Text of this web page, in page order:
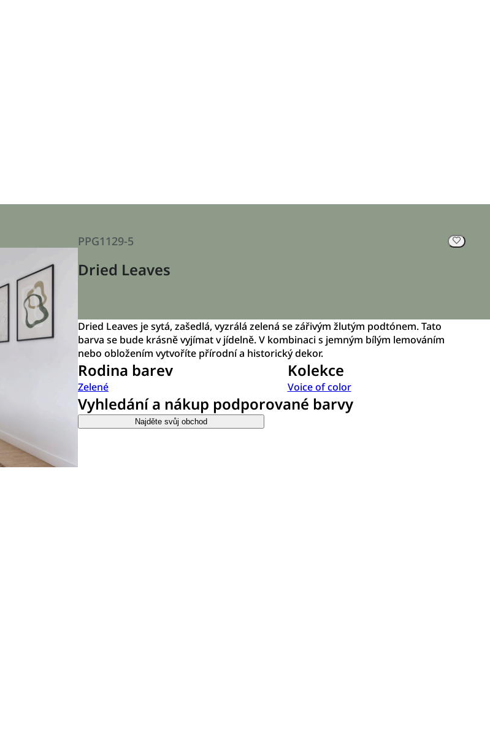
PPG1129-5
Dried Leaves
Dried Leaves je sytá, zašedlá, vyzrálá zelená se zářivým žlutým podtónem. Tato
barva se bude krásně vyjímat v jídelně. V kombinaci s jemným bílým lemováním
nebo obložením vytvoříte přírodní a historický dekor.
Rodina barev
Zelené
Kolekce
Voice of color
Vyhledání a nákup podporované barvy
Najděte svůj obchod